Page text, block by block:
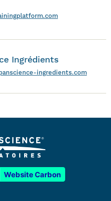
Ingrédients
ingredients.com
Website Carbon